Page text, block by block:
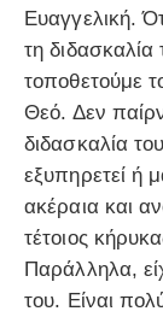
Ευαγγελική.
τη
τοποθετούμε
Θεό. Δεν
διδασκαλία
εξυπηρετεί ή
ακέραια και
τέτοιος
Παράλληλα,
του. Είναι